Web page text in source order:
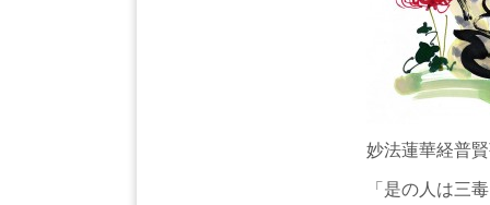
妙法蓮華経普
「是の人は三